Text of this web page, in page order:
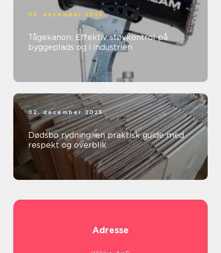
03. december 2025
Tågekanon: Effektiv støvkontrol på
byggeplads og i industrien
02. december 2025
Dødsbo rydning: en praktisk guide med
respekt og overblik
Adresse